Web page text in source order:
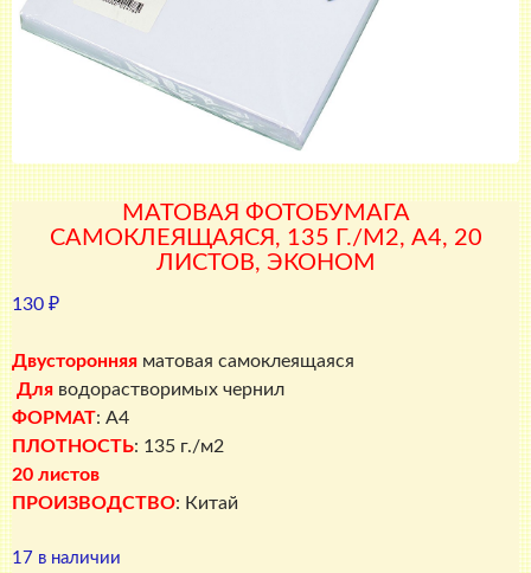
МАТОВАЯ ФОТОБУМАГА
САМОКЛЕЯЩАЯСЯ, 135 Г./М2, A4, 20
ЛИСТОВ, ЭКОНОМ
130 ₽
Двусторонняя матовая самоклеящаяся
Для водорастворимых чернил
ФОРМАТ: A4
ПЛОТНОСТЬ: 135 г./м2
20 листов
ПРОИЗВОДСТВО: Китай
17 в наличии